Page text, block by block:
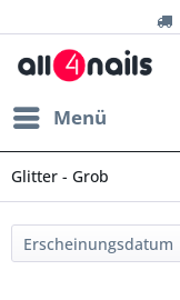
Menü
Glitter - Grob